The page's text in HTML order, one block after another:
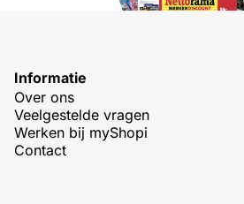
Informatie
Over ons
Veelgestelde vragen
Werken bij myShopi
Contact